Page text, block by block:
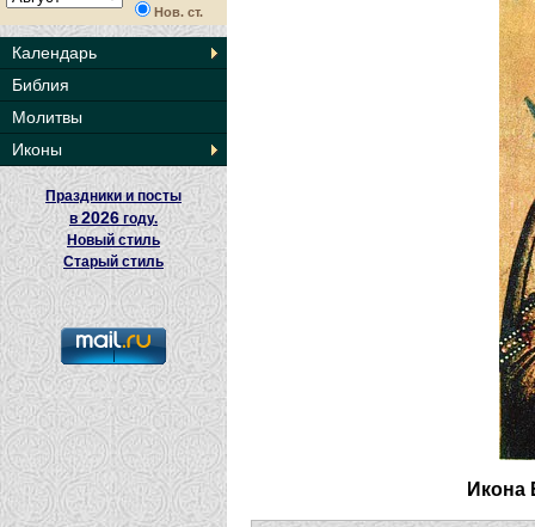
Нов. ст.
Календарь
Библия
Молитвы
Иконы
Праздники и посты
в2026 году.
Новый стиль
Старый стиль
Икона